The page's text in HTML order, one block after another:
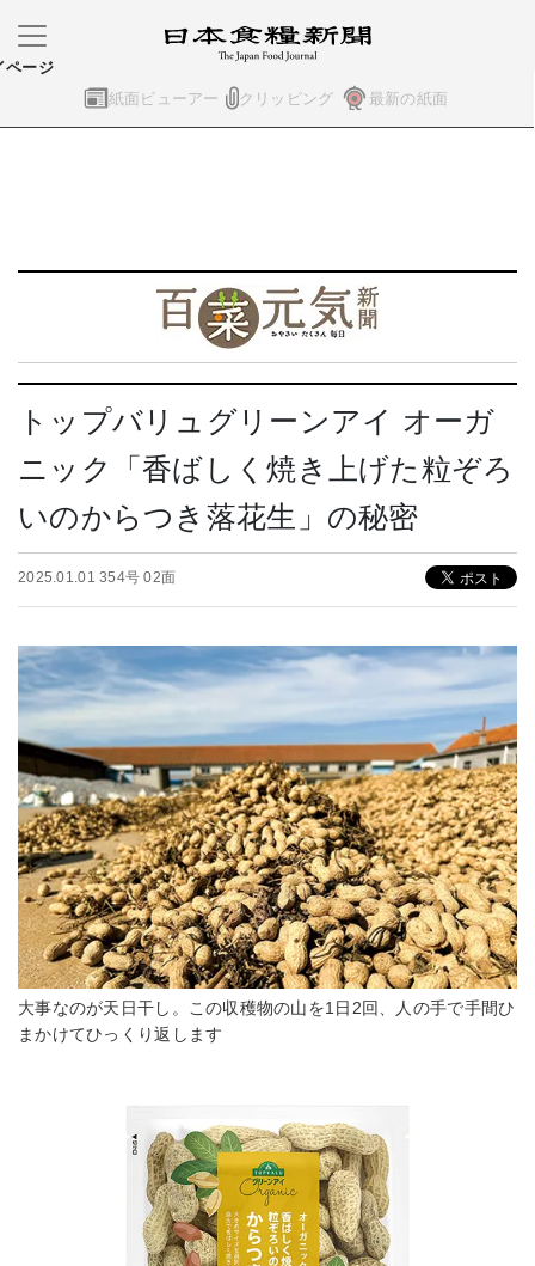
紙面ビューアー クリッピング 最新の紙面
ページ
トップバリュグリーンアイ オーガ
ニック「香ばしく焼き上げた粒ぞろ
いのからつき落花生」の秘密
2025.01.01 354号 02面
大事なのが天日干し。この収穫物の山を1日2回、人の手で手間ひ
まかけてひっくり返します